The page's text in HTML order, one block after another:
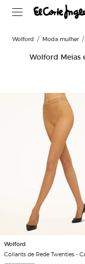
Wolford Moda mulher
Wolford Meias
Wolford
Collants de Rede Twenties -